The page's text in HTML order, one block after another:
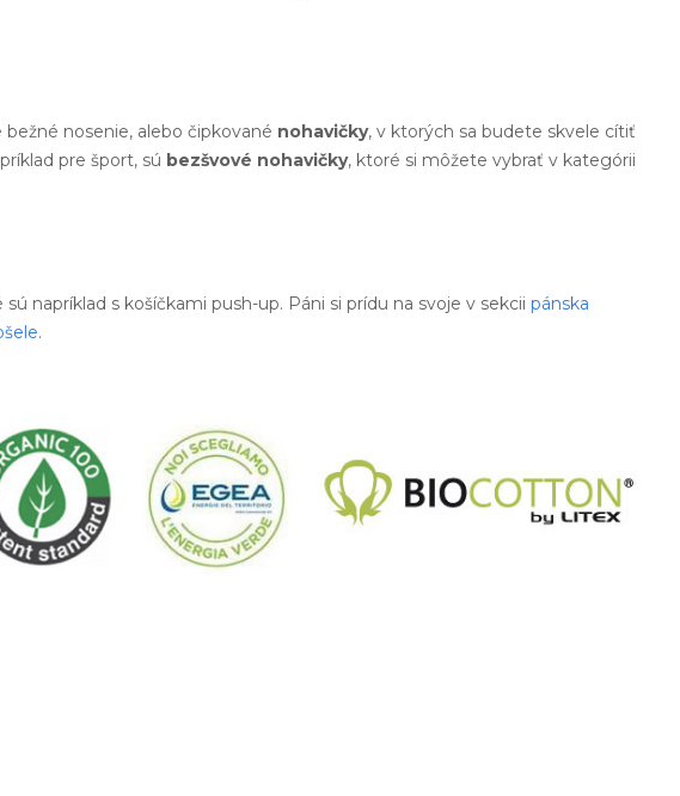
nosenie, alebo čipkované nohavičky, v ktorých sa budete skvele cítiť
pre šport, sú bezšvové nohavičky, ktoré si môžete vybrať v kategórii
sú napríklad s košíčkami push-up. Páni si prídu na svoje v sekcii pánska
.